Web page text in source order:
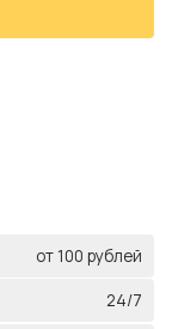
от 100 рублей
24/7